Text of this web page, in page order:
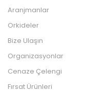
Aranjmanlar
Orkideler
Bize Ulaşın
Organizasyonlar
Cenaze Çelengi
Fırsat Ürünleri